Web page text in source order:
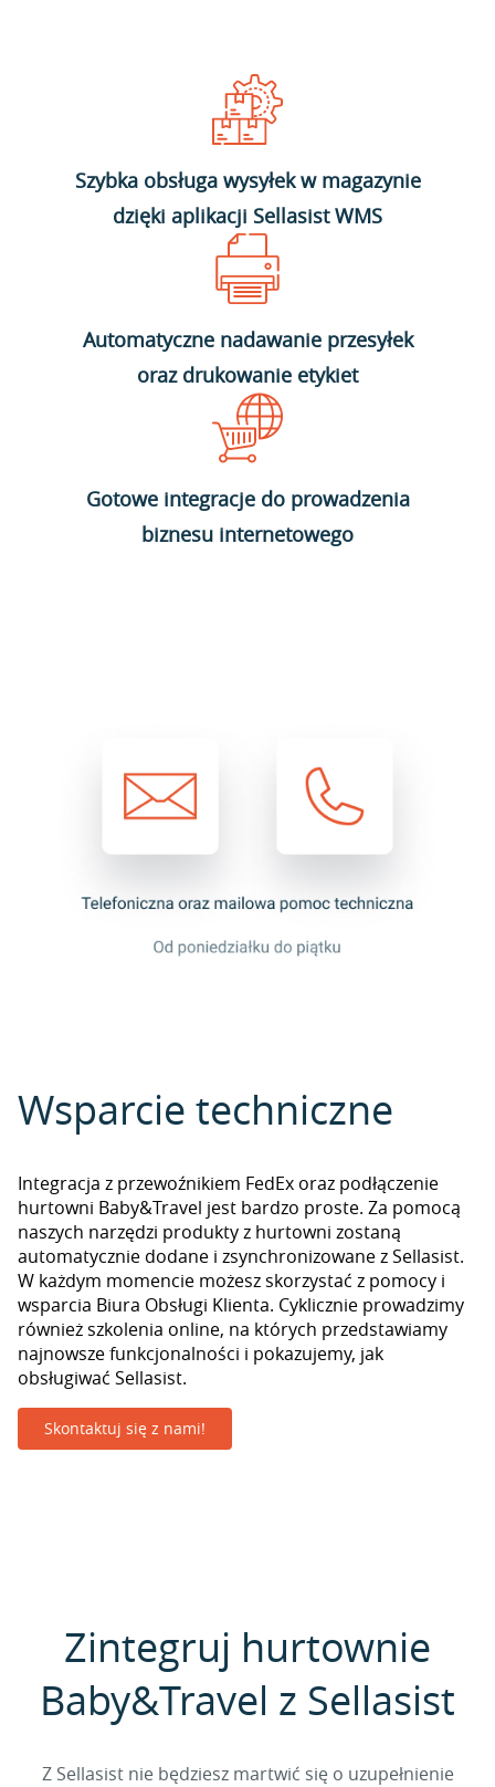
Szybka obsługa wysyłek w magazynie
dzięki aplikacji Sellasist WMS
Automatyczne nadawanie przesyłek
oraz drukowanie etykiet
Gotowe integracje do prowadzenia
biznesu internetowego
Wsparcie techniczne
Integracja z przewoźnikiem FedEx oraz podłączenie
hurtowni Baby&Travel jest bardzo proste. Za pomocą
naszych narzędzi produkty z hurtowni zostaną
automatycznie dodane i zsynchronizowane z Sellasist.
W każdym momencie możesz skorzystać z pomocy i
wsparcia Biura Obsługi Klienta. Cyklicznie prowadzimy
również szkolenia online, na których przedstawiamy
najnowsze funkcjonalności i pokazujemy, jak
obsługiwać Sellasist.
Skontaktuj się z nami!
Zintegruj hurtownie
Baby&Travel z Sellasist
Z Sellasist nie będziesz martwić się o uzupełnienie